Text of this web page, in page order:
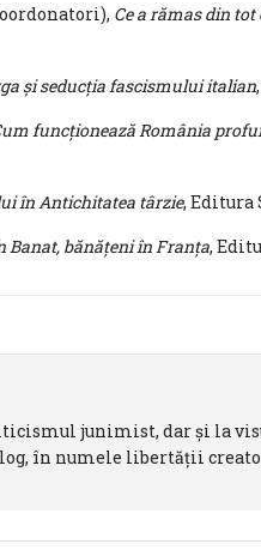
Ce a rămas din tot
și seducția fascismului italian
funcționează România
în Antichitatea târzie, Editura
Banat, bănățeni în Franța,
junimist, dar şi la
în numele libertăţii